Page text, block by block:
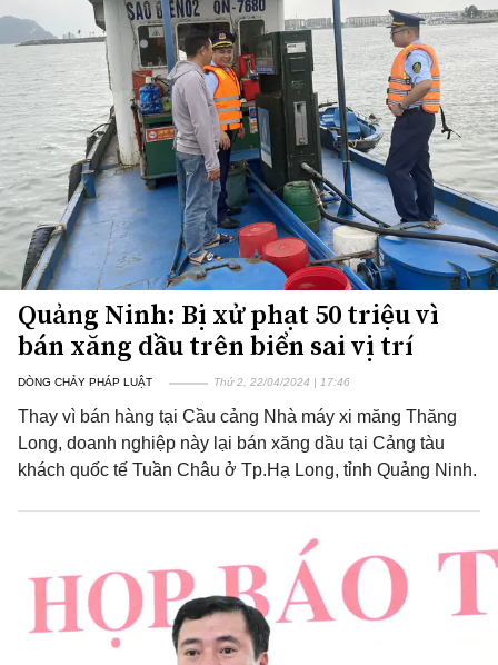
Quảng Ninh: Bị xử phạt 50 triệu vì
bán xăng dầu trên biển sai vị trí
DÒNG CHẢY PHÁP LUẬT Thứ 2, 22/04/2024 | 17:46
Thay vì bán hàng tại Cầu cảng Nhà máy xi măng Thăng
Long, doanh nghiệp này lại bán xăng dầu tại Cảng tàu
khách quốc tế Tuần Châu ở Tp.Hạ Long, tỉnh Quảng Ninh.